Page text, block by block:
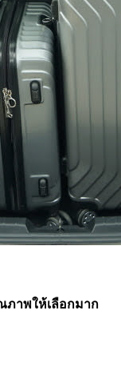
าพให้เลือกมาก